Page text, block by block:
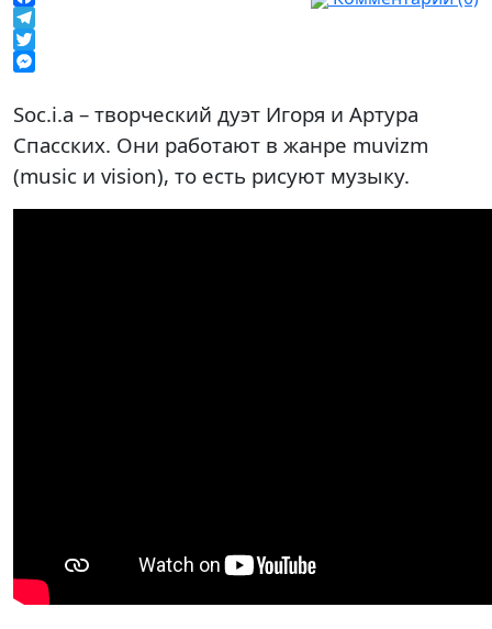
Facebook
Telegram
Twitter
Soc.i.a – творческий дуэт Игоря и Артура
Спасских. Они работают в жанре muvizm
(music и vision), то есть рисуют музыку.